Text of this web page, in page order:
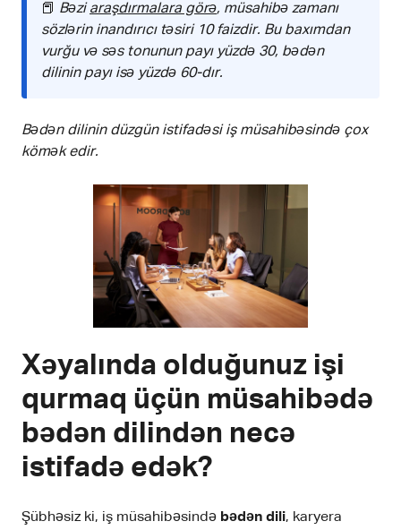
📕 Bəzi araşdırmalara görə, müsahibə zamanı
sözlərin inandırıcı təsiri 10 faizdir. Bu baxımdan
vurğu və səs tonunun payı yüzdə 30, bədən
dilinin payı isə yüzdə 60-dır.
Bədən dilinin düzgün istifadəsi iş müsahibəsində çox
kömək edir.
Xəyalında olduğunuz işi
qurmaq üçün müsahibədə
bədən dilindən necə
istifadə edək?
Şübhəsiz ki, iş müsahibəsində bədən dili, karyera